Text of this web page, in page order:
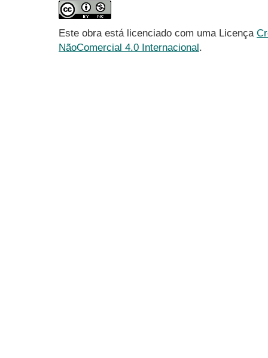
Este obra está licenciado com uma Licença
NãoComercial 4.0 Internacional.